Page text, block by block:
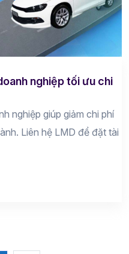
nghiệp tối ưu chi
nghiệp giúp giảm chi phí
Liên hệ LMD để đặt tài